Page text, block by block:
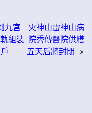
九宮
組裝
火神山雷神山病
院秀傳醫院供膳
五天后將封閉 »